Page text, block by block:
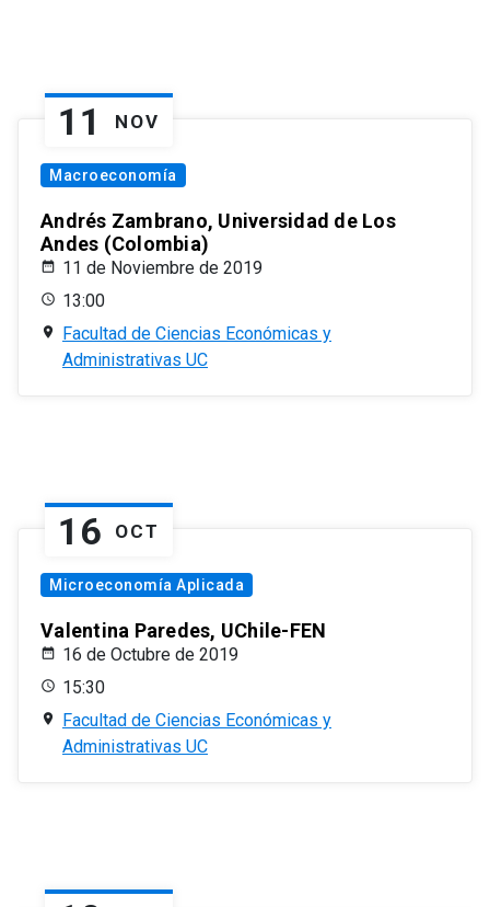
11 NOV
Macroeconomía
Andrés Zambrano, Universidad de Los
Andes (Colombia)
11 de Noviembre de 2019
13:00
Facultad de Ciencias Económicas y
Administrativas UC
16 OCT
Microeconomía Aplicada
Valentina Paredes, UChile-FEN
16 de Octubre de 2019
15:30
Facultad de Ciencias Económicas y
Administrativas UC